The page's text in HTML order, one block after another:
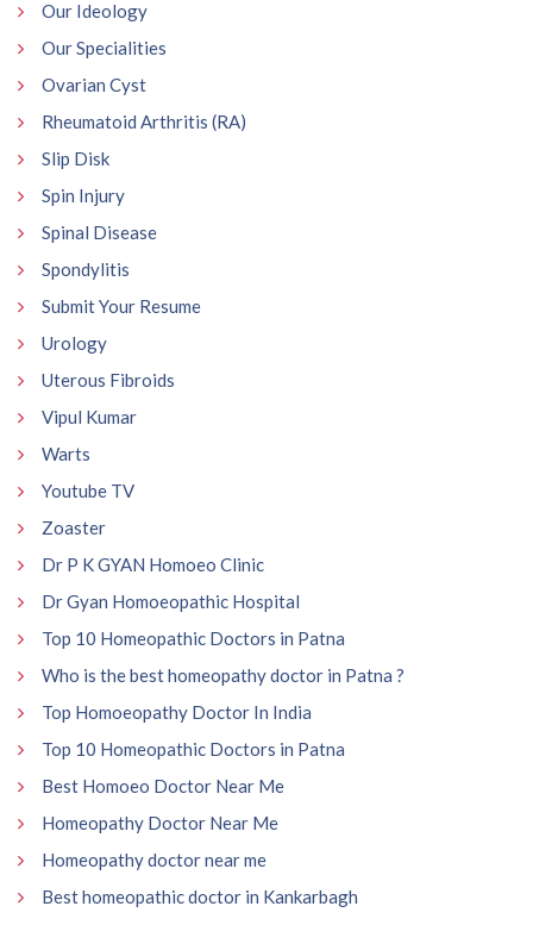
Our Ideology
Our Specialities
Ovarian Cyst
Rheumatoid Arthritis (RA)
Slip Disk
Spin Injury
Spinal Disease
Spondylitis
Submit Your Resume
Urology
Uterous Fibroids
Vipul Kumar
Warts
Youtube TV
Zoaster
Dr P K GYAN Homoeo Clinic
Dr Gyan Homoeopathic Hospital
Top 10 Homeopathic Doctors in Patna
Who is the best homeopathy doctor in Patna ?
Top Homoeopathy Doctor In India
Top 10 Homeopathic Doctors in Patna
Best Homoeo Doctor Near Me
Homeopathy Doctor Near Me
Homeopathy doctor near me
Best homeopathic doctor in Kankarbagh